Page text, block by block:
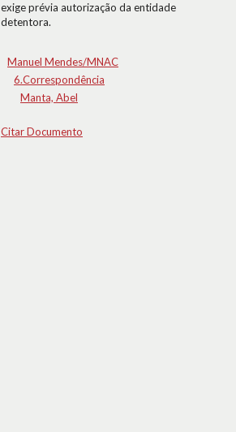
exige prévia autorização da entidade
detentora.
Manuel Mendes/MNAC
6.Correspondência
Manta, Abel
Citar Documento